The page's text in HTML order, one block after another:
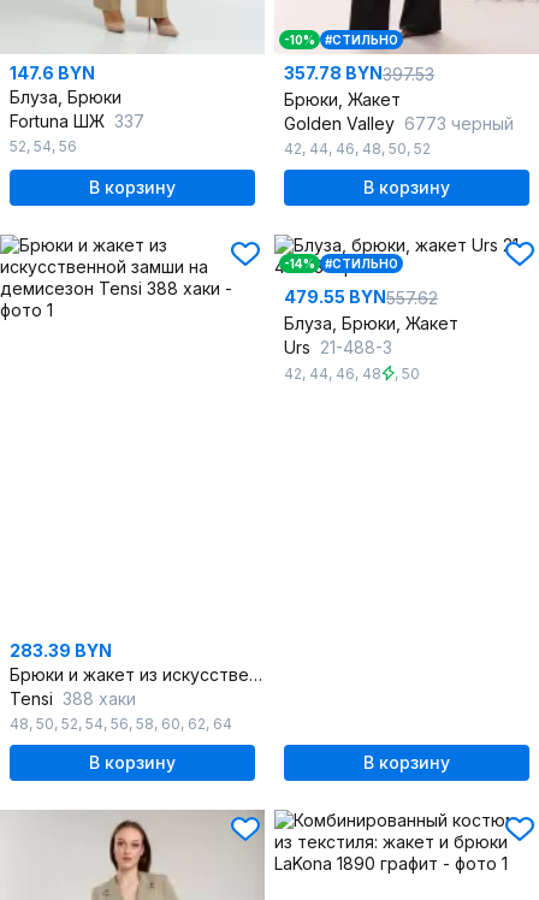
147.6 BYN
Блуза, Брюки
Fortuna ШЖ 337
52, 54, 56
В корзину
-10% #СТИЛЬНО
357.78 BYN397.53
Брюки, Жакет
Golden Valley 6773 черный
42, 44, 46, 48, 50, 52
В корзину
283.39 BYN
Брюки и жакет из искусственной замши на демисезон
Tensi 388 хаки
48, 50, 52, 54, 56, 58, 60, 62, 64
В корзину
-14% #СТИЛЬНО
479.55 BYN557.62
Блуза, Брюки, Жакет
Urs 21-488-3
42, 44, 46, 48 , 50
В корзину